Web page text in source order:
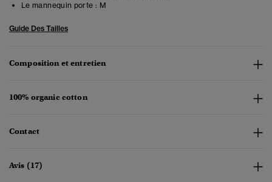
Le mannequin porte : M
Guide Des Tailles
Composition et entretien
100% organic cotton
Contact
Avis (17)